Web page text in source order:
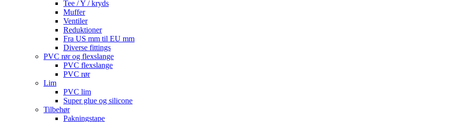
Tee / Y / kryds
Muffer
Ventiler
Reduktioner
Fra US mm til EU mm
Diverse fittings
PVC rør og flexslange
PVC flexslange
PVC rør
Lim
PVC lim
Super glue og silicone
Tilbehør
Pakningstape